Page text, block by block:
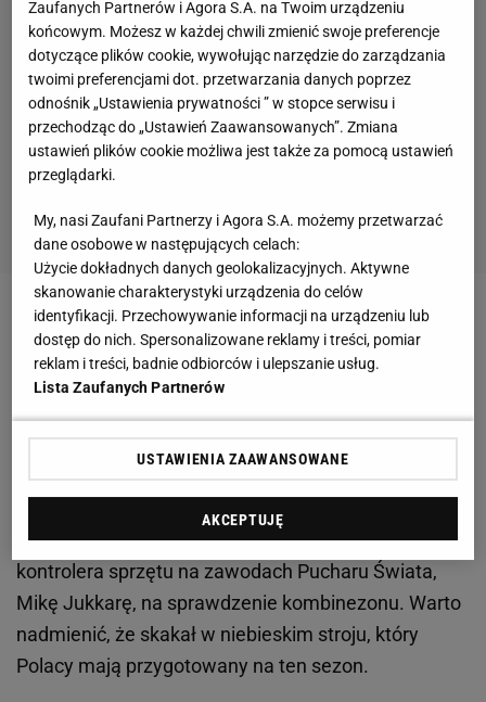
Zobacz wideoPolscy skoczkowie odzyskają formę w
miesiąc? "Wychodzili już z kryzysów"
Wąsek nie awansowałby do drugiej serii, a jeszcze
został zdyskwalifikowany. Był wściekły
"30" zawodów, ale został zaproszony przez
kontrolera sprzętu na zawodach Pucharu Świata,
Mikę Jukkarę, na sprawdzenie kombinezonu. Warto
nadmienić, że skakał w niebieskim stroju, który
Polacy mają przygotowany na ten sezon.
Zaufanych Partnerów i Agora S.A. na Twoim urządzeniu
końcowym. Możesz w każdej chwili zmienić swoje preferencje
dotyczące plików cookie, wywołując narzędzie do zarządzania
twoimi preferencjami dot. przetwarzania danych poprzez
odnośnik „Ustawienia prywatności ” w stopce serwisu i
przechodząc do „Ustawień Zaawansowanych”. Zmiana
ustawień plików cookie możliwa jest także za pomocą ustawień
przeglądarki.
My, nasi Zaufani Partnerzy i Agora S.A. możemy przetwarzać
dane osobowe w następujących celach:
Użycie dokładnych danych geolokalizacyjnych. Aktywne
skanowanie charakterystyki urządzenia do celów
identyfikacji. Przechowywanie informacji na urządzeniu lub
dostęp do nich. Spersonalizowane reklamy i treści, pomiar
reklam i treści, badnie odbiorców i ulepszanie usług.
Lista Zaufanych Partnerów
USTAWIENIA ZAAWANSOWANE
AKCEPTUJĘ